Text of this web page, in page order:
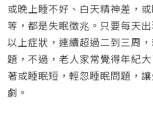
或晚上睡不好、白天精神差，
等，都是失眠徵兆。只要每天
以上症狀，連續超過二到三周
題，不過，老人家常覺得年紀
著或睡眠短，輕忽睡眠問題，
劇。